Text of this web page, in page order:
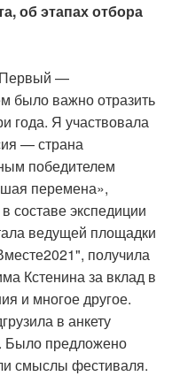
об этапах отбора
Первый —
было важно отразить
года. Я участвовала
— страна
победителем
перемена»,
составе экспедиции
ведущей площадки
получила
Кстенина за вклад в
и многое другое.
в анкету
Было предложено
смыслы фестиваля.